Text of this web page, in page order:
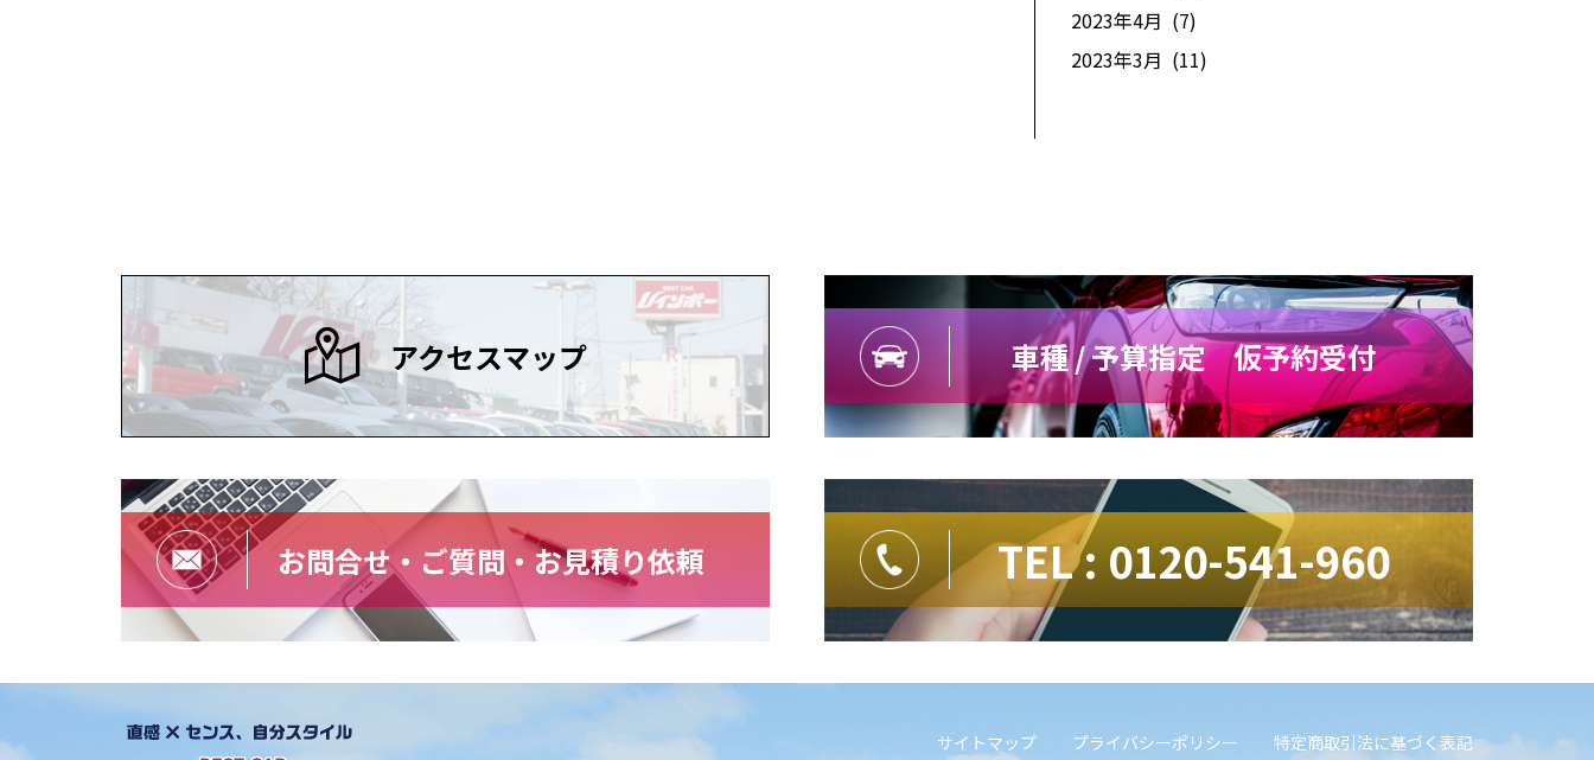
2023年4月 (7)
2023年3月 (11)
アクセスマップ 車種 / 予算指定 仮予約受付
お問合せ・ご質問・お見積り依頼 TEL : 0120-541-960
サイトマップ プライバシーポリシー 特定商取引法に基づく表記